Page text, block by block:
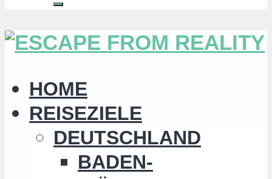
HOME
REISEZIELE
DEUTSCHLAND
BADEN-